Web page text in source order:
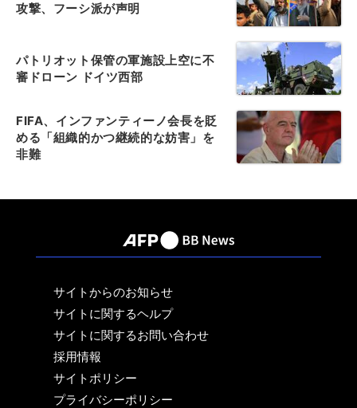
攻撃、フーシ派が声明
パトリオット保管の軍施設上空に不
審ドローン ドイツ西部
FIFA、インファンティーノ会長を貶
める「組織的かつ継続的な妨害」を
非難
サイトからのお知らせ
サイトに関するヘルプ
サイトに関するお問い合わせ
採用情報
サイトポリシー
プライバシーポリシー